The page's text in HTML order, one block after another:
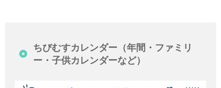
ちびむすカレンダー（年間・ファミリ
ー・子供カレンダーなど）